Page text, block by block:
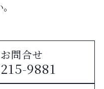
問合せ
9881